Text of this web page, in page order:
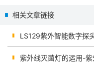
相关文章链接
LS129紫外智能数字探
紫外线灭菌灯的运用-